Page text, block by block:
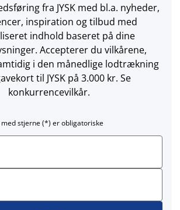
fra JYSK med bl.a. nyheder,
inspiration og tilbud med
indhold baseret på dine
Accepterer du vilkårene,
i den månedlige lodtrækning
til JYSK på 3.000 kr. Se
konkurrencevilkår.
stjerne (*) er obligatoriske